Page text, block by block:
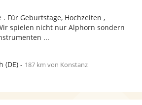
Für Geburtstage, Hochzeiten ,
spielen nicht nur Alphorn sondern
...
(DE)- 187 km von Konstanz